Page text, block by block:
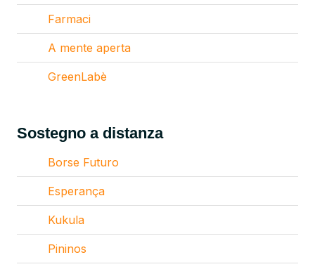
Farmaci
A mente aperta
GreenLabè
Sostegno a distanza
Borse Futuro
Esperança
Kukula
Pininos